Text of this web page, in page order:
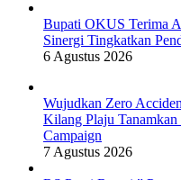
Bupati OKUS Terima
Sinergi Tingkatkan
6 Agustus 2026
Wujudkan Zero
Kilang Plaju
Campaign
7 Agustus 2026